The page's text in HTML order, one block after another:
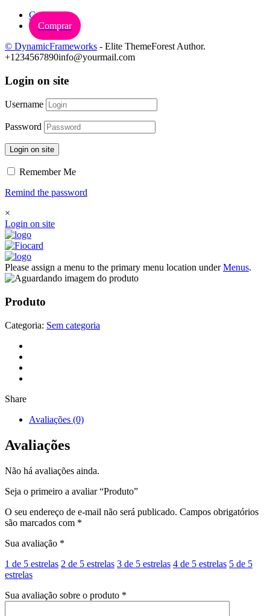
Carrinho
Comprar
© DynamicFrameworks - Elite ThemeForest Author.
+1234567890info@yourmail.com
Login on site
Username
Password
Login on site
Remember Me
Remind the password
×
Login on site
Please assign a menu to the primary menu location underMenus.
Produto
Categoria: Sem categoria
Share
Avaliações (0)
Avaliações
Não há avaliações ainda.
Seja o primeiro a avaliar “Produto”
O seu endereço de e-mail não será publicado. Campos obrigatórios
são marcados com *
Sua avaliação *
1 de 5 estrelas 2 de 5 estrelas 3 de 5 estrelas 4 de 5 estrelas 5 de 5
estrelas
Sua avaliação sobre o produto *